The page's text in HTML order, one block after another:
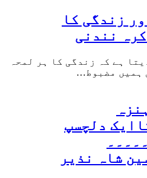
زندگی کا
نندنی
ہے کہ زندگی کا ہر لمحہ
ہمیں مضبوط…
دلچسپ
شاہ نذیر